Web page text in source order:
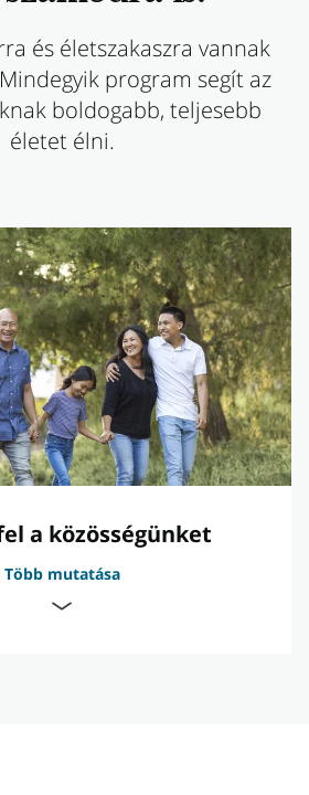
és életszakaszra vannak
program segít az
boldogabb, teljesebb
életet élni.
a közösségünket
Több mutatása